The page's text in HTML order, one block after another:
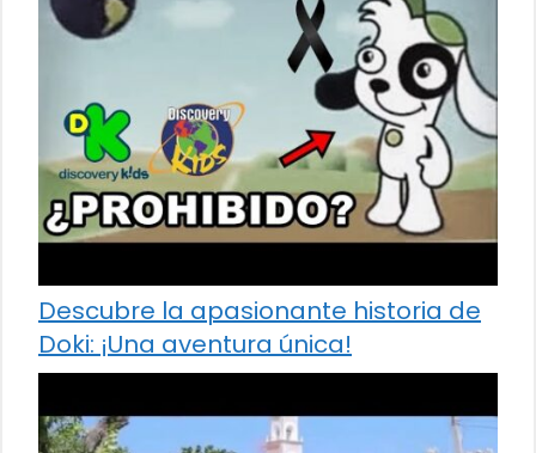
Descubre la apasionante historia de
Doki: ¡Una aventura única!